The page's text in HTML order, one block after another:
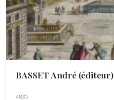
BASSET André (éditeur)
4835